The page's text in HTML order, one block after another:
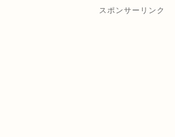
スポンサーリンク